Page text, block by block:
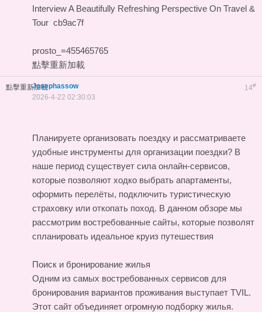
InterviewA Beautifully Refreshing Perspective On Travel &
Tour cb9ac7f
prosto_=455465765
點擊重新加載
點擊重新加載 14#
Josephassow
2026-4-22 02:30:03
Планируете организовать поездку и рассматриваете
удобные инструменты для организации поездки? В
наше период существует сила онлайн-сервисов,
которые позволяют ходко выбрать апартаменты,
оформить перелёты, подключить туристическую
страховку или откопать поход. В данном обзоре мы
рассмотрим востребованные сайты, которые позволят
спланировать идеальное круиз путешествия
Поиск и бронирование жилья
Одним из самых востребованных сервисов для
бронирования вариантов проживания выступает TVIL.
Этот сайт объединяет огромную подборку жилья.